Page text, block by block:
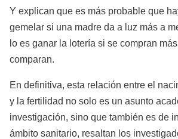
Y explican que es más probable que
gemelar si una madre da a luz más a
lo es ganar la lotería si se compran
comparan.
En definitiva, esta relación entre el
y la fertilidad no solo es un asunto
investigación, sino que también es de
ámbito sanitario, resaltan los